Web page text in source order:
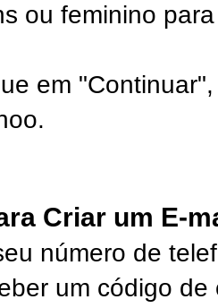
ou feminino
em
Criar um E-
número de
um código